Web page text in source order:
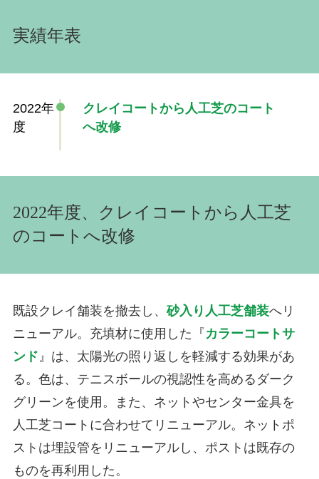
実績年表
2022年
度
クレイコートから人工芝のコート
へ改修
2022年度、クレイコートから人工芝
のコートへ改修
既設クレイ舗装を撤去し、砂入り人工芝舗装へリ
ニューアル。充填材に使用した『 カラーコートサ
ンド』は、太陽光の照り返しを軽減する効果があ
る。色は、テニスボールの視認性を高めるダーク
グリーンを使用。また、ネットやセンター金具を
人工芝コートに合わせてリニューアル。ネットポ
ストは埋設管をリニューアルし、ポストは既存の
ものを再利用した。